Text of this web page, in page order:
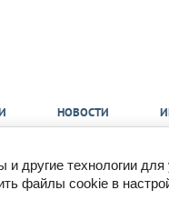
НОВОСТИ
- 2026
и другие технологии
файлы cookie в